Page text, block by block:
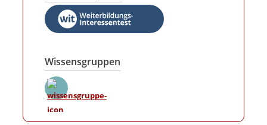
Wissensgruppen